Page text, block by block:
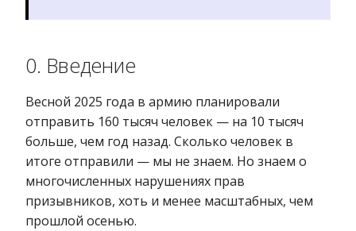
0. Введение
Весной 2025 года в армию планировали
отправить 160 тысяч человек — на 10 тысяч
больше, чем год назад. Сколько человек в
итоге отправили — мы не знаем. Но знаем о
многочисленных нарушениях прав
призывников, хоть и менее масштабных, чем
прошлой осенью.